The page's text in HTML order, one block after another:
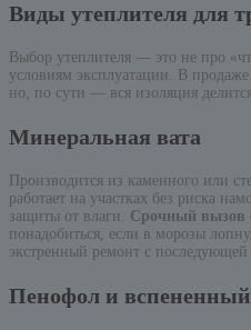
Виды утеплителя для
Выбор утеплителя — это не про
условиям эксплуатации. В
но, по сути — вся изоляция
Минеральная вата
Производится из каменного или
работает на участках без риска
защиты от влаги. Срочный вызов
понадобиться, если в морозы
экстренный ремонт с последующей
Пенофол и